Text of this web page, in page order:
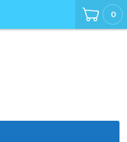
0